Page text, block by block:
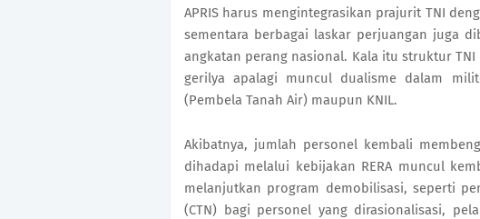
APRIS harus mengintegrasikan prajurit TNI
sementara berbagai laskar perjuangan juga
angkatan perang nasional. Kala itu struktur
gerilya apalagi muncul dualisme dalam
(Pembela Tanah Air) maupun KNIL.
Akibatnya, jumlah personel kembali
dihadapi melalui kebijakan RERA muncul
melanjutkan program demobilisasi, seperti
(CTN) bagi personel yang dirasionalisasi,